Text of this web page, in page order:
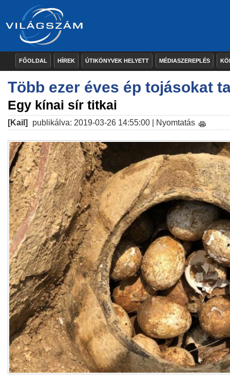
FŐOLDAL HÍREK ÚTIKÖNYVEK HELYETT MÉDIASZEREPLÉS
Több ezer éves ép tojásokat
Egy kínai sír titkai
[Kail] publikálva: 2019-03-26 14:55:00 | Nyomtatás